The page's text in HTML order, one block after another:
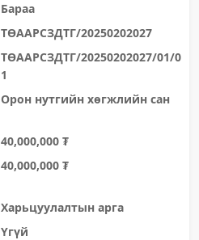
Бараа
ТӨААРСЗДТГ/20250202027
ТӨААРСЗДТГ/20250202027/01/0
1
Орон нутгийн хөгжлийн сан
40,000,000 ₮
40,000,000 ₮
Харьцуулалтын арга
Үгүй